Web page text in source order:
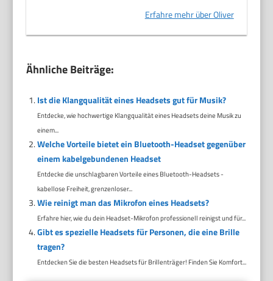
Erfahre mehr über Oliver
Ähnliche Beiträge:
Ist die Klangqualität eines Headsets gut für Musik?
Entdecke, wie hochwertige Klangqualität eines Headsets deine Musik zu
einem...
Welche Vorteile bietet ein Bluetooth-Headset gegenüber
einem kabelgebundenen Headset
Entdecke die unschlagbaren Vorteile eines Bluetooth-Headsets -
kabellose Freiheit, grenzenloser...
Wie reinigt man das Mikrofon eines Headsets?
Erfahre hier, wie du dein Headset-Mikrofon professionell reinigst und für...
Gibt es spezielle Headsets für Personen, die eine Brille
tragen?
Entdecken Sie die besten Headsets für Brillenträger! Finden Sie Komfort...